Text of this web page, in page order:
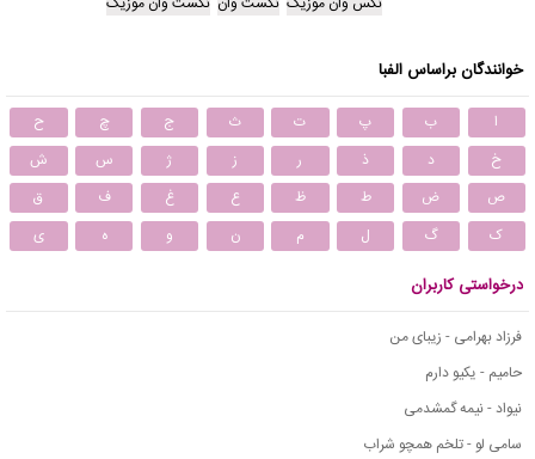
خوانندگان براساس الفبا
ا ب پ ت ث ج چ
ح
خ
د ذ ر ز ژ س
ش
ص
ض ط ظ ع غ ف
ق
ک
گ ل م ن و ه ی
درخواستی کاربران
فرزاد بهرامی - زیبای من
حامیم - یکیو دارم
نیواد - نیمه گمشدمی
سامی لو - تلخم همچو شراب